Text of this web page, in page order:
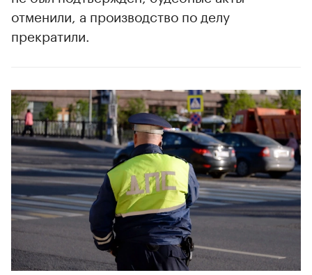
отменили, а производство по делу
прекратили.